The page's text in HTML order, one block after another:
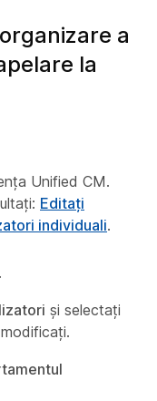
a
la
Unified CM.
Editați
individuali.
.
și selectați